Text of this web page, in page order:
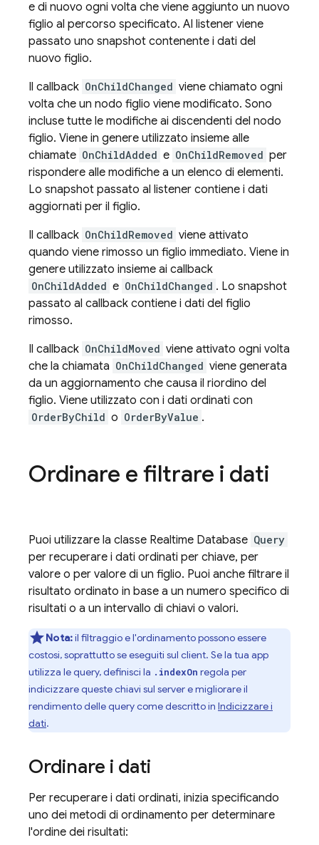
e di nuovo ogni volta che viene aggiunto un nuovo
figlio al percorso specificato. Al listener viene
passato uno snapshot contenente i dati del
nuovo figlio.
Il callback OnChildChanged viene chiamato ogni
volta che un nodo figlio viene modificato. Sono
incluse tutte le modifiche ai discendenti del nodo
figlio. Viene in genere utilizzato insieme alle
chiamate OnChildAdded e OnChildRemoved per
rispondere alle modifiche a un elenco di elementi.
Lo snapshot passato al listener contiene i dati
aggiornati per il figlio.
Il callback OnChildRemoved viene attivato
quando viene rimosso un figlio immediato. Viene in
genere utilizzato insieme ai callback
OnChildAdded e OnChildChanged . Lo snapshot
passato al callback contiene i dati del figlio
rimosso.
Il callback OnChildMoved viene attivato ogni volta
che la chiamata OnChildChanged viene generata
da un aggiornamento che causa il riordino del
figlio. Viene utilizzato con i dati ordinati con
OrderByChild o OrderByValue .
Ordinare e filtrare i dati
Puoi utilizzare la classe Realtime Database Query
per recuperare i dati ordinati per chiave, per
valore o per valore di un figlio. Puoi anche filtrare il
risultato ordinato in base a un numero specifico di
risultati o a un intervallo di chiavi o valori.
Nota:il filtraggio e l'ordinamento possono essere
costosi, soprattutto se eseguiti sul client. Se la tua app
utilizza le query, definisci la .indexOn regola per
indicizzare queste chiavi sul server e migliorare il
rendimento delle query come descritto in Indicizzare i
dati.
Ordinare i dati
Per recuperare i dati ordinati, inizia specificando
uno dei metodi di ordinamento per determinare
l'ordine dei risultati: